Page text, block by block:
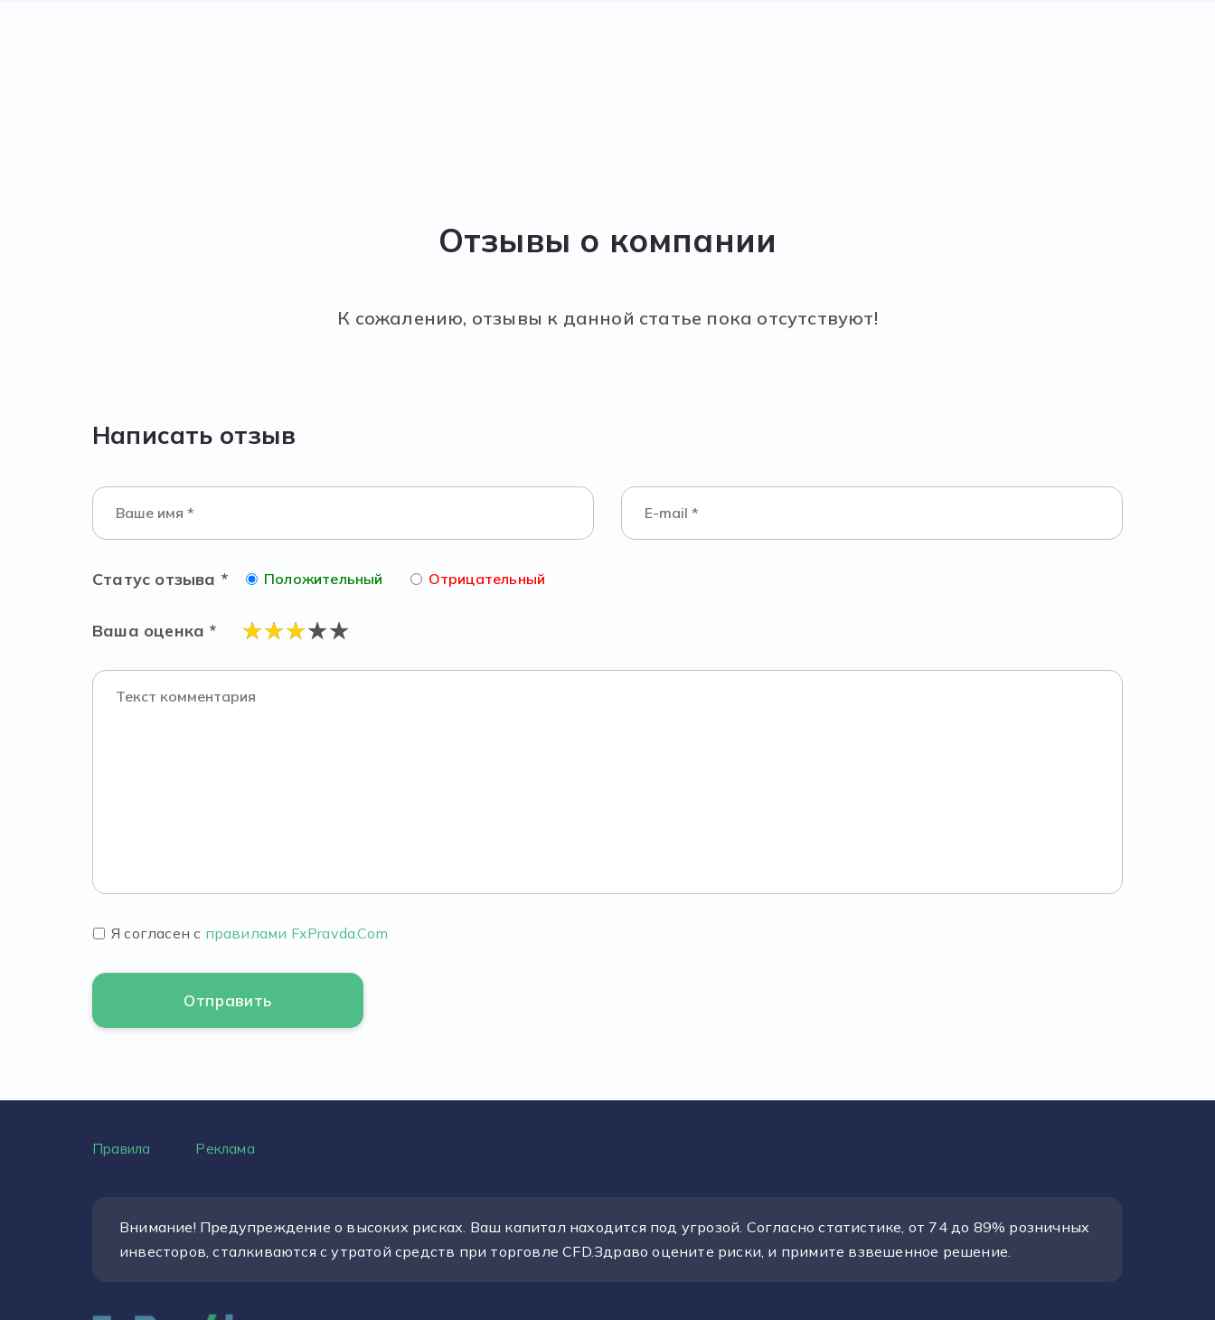
Отзывы о компании
К сожалению, отзывы к данной статье пока отсутствуют!
Написать отзыв
Статус отзыва * Положительный Отрицательный
Ваша оценка *
Я согласен с правилами FxPravda.Com
Правила Реклама
Внимание! Предупреждение о высоких рисках. Ваш капитал находится под угрозой. Согласно статистике, от 74 до 89% розничных
инвесторов, сталкиваются с утратой средств при торговле CFD.Здраво оцените риски, и примите взвешенное решение.